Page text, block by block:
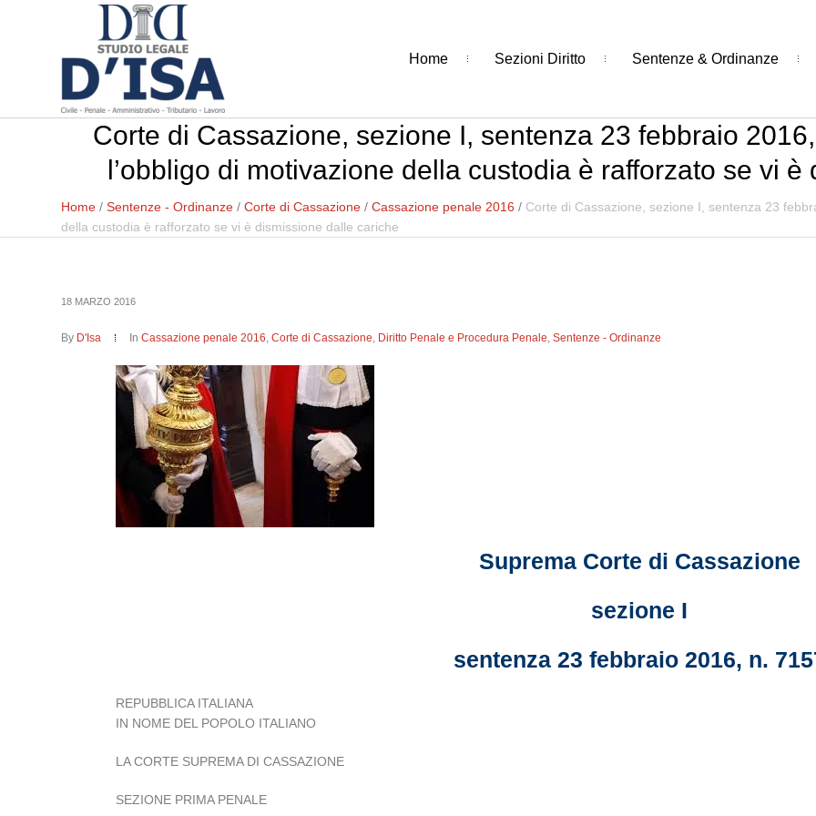
Home Sezioni Diritto Sentenze & Ordinanze
Corte di Cassazione, sezione I, sentenza 23 febbraio
l’obbligo di motivazione della custodia è rafforzato se vi
Home /Sentenze - Ordinanze /Corte di Cassazione /Cassazione penale 2016 / Corte di Cassazione, sezione I, sentenza 23
della custodia è rafforzato se vi è dismissione dalle cariche
18 MARZO 2016
By D'Isa InCassazione penale 2016,Corte di Cassazione, Diritto Penale e Procedura Penale,Sentenze - Ordinanze
Suprema Corte di Cassazione
sezione I
sentenza 23 febbraio 2016, n.
REPUBBLICA ITALIANA
IN NOME DEL POPOLO ITALIANO
LA CORTE SUPREMA DI CASSAZIONE
SEZIONE PRIMA PENALE